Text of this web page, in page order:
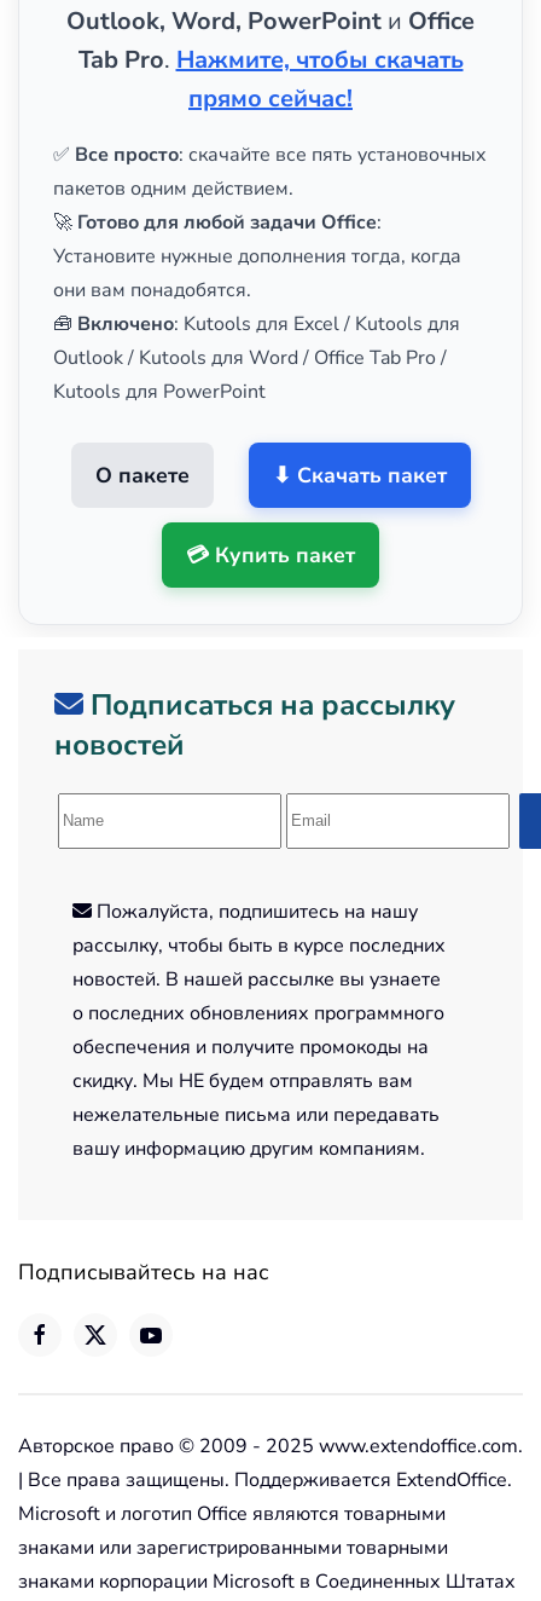
Outlook, Word, PowerPoint и Office
Tab Pro. Нажмите, чтобы скачать
прямо сейчас!
✅ Все просто: скачайте все пять установочных
пакетов одним действием.
🚀 Готово для любой задачи Office:
Установите нужные дополнения тогда, когда
они вам понадобятся.
🧰 Включено: Kutools для Excel / Kutools для
Outlook / Kutools для Word / Office Tab Pro /
Kutools для PowerPoint
О пакете ⬇ Скачать пакет
💳 Купить пакет
Подписаться на рассылку
новостей
Пожалуйста, подпишитесь на нашу
рассылку, чтобы быть в курсе последних
новостей. В нашей рассылке вы узнаете
о последних обновлениях программного
обеспечения и получите промокоды на
скидку. Мы НЕ будем отправлять вам
нежелательные письма или передавать
вашу информацию другим компаниям.
Подписывайтесь на нас
Авторское право © 2009 - 2025 www.extendoffice.com.
| Все права защищены. Поддерживается ExtendOffice.
Microsoft и логотип Office являются товарными
знаками или зарегистрированными товарными
знаками корпорации Microsoft в Соединенных Штатах